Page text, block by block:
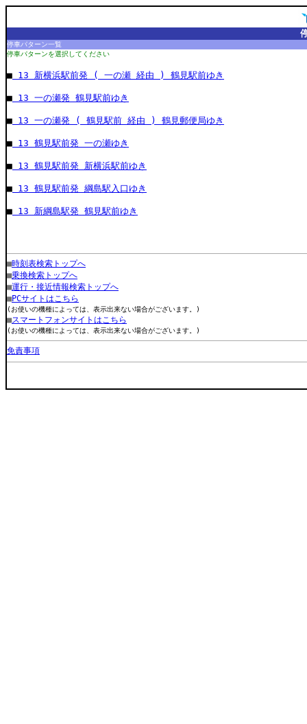
停車パターン一覧
停車パターンを選択してください
■ 13 新横浜駅前発 ( 一の瀬 経由 ) 鶴見駅前ゆき
■ 13 一の瀬発 鶴見駅前ゆき
■ 13 一の瀬発 ( 鶴見駅前 経由 ) 鶴見郵便局ゆき
■ 13 鶴見駅前発 一の瀬ゆき
■ 13 鶴見駅前発 新横浜駅前ゆき
■ 13 鶴見駅前発 綱島駅入口ゆき
■ 13 新綱島駅発 鶴見駅前ゆき
■時刻表検索トップへ
■乗換検索トップへ
■運行・接近情報検索トップへ
■PCサイトはこちら
(お使いの機種によっては、表示出来ない場合がございます。)
■スマートフォンサイトはこちら
(お使いの機種によっては、表示出来ない場合がございます。)
免責事項